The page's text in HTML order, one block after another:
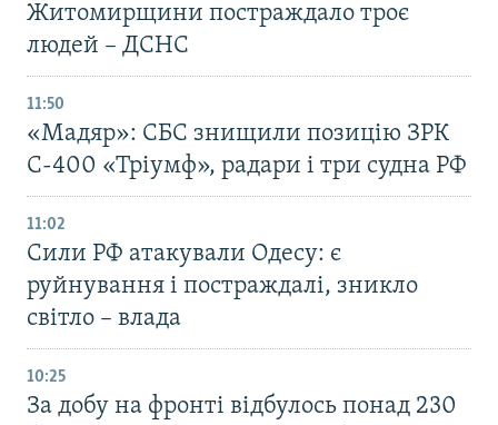
Житомирщини постраждало троє
людей – ДСНС
11:50
«Мадяр»: СБС знищили позицію ЗРК
С-400 «Тріумф», радари і три судна РФ
11:02
Сили РФ атакували Одесу: є
руйнування і постраждалі, зникло
світло – влада
10:25
За добу на фронті відбулось понад 230